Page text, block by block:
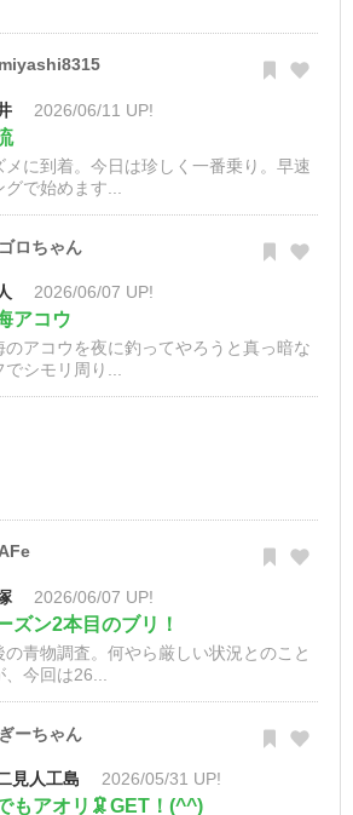
miyashi8315
2026/06/11 UP!
メに到着。今日は珍しく一番乗り。早速
グで始めます...
ゴロちゃん
2026/06/07 UP!
アコウ
のアコウを夜に釣ってやろうと真っ暗な
シモリ周り...
AFe
2026/06/07 UP!
ズン2本目のブリ！
の青物調査。何やら厳しい状況とのこと
、今回は26...
ぎーちゃん
見人工島 2026/05/31 UP!
もアオリ🦑GET！(^^)